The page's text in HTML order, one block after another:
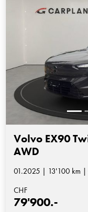
Volvo EX90
AWD
01.2025 | 13'100 km |
CHF
79'900.-